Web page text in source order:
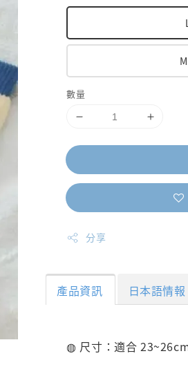
數量
分享
產品資訊 日本語情報
◍ 尺寸：適合